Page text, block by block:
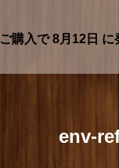
ご購入で8月12日 に
env-